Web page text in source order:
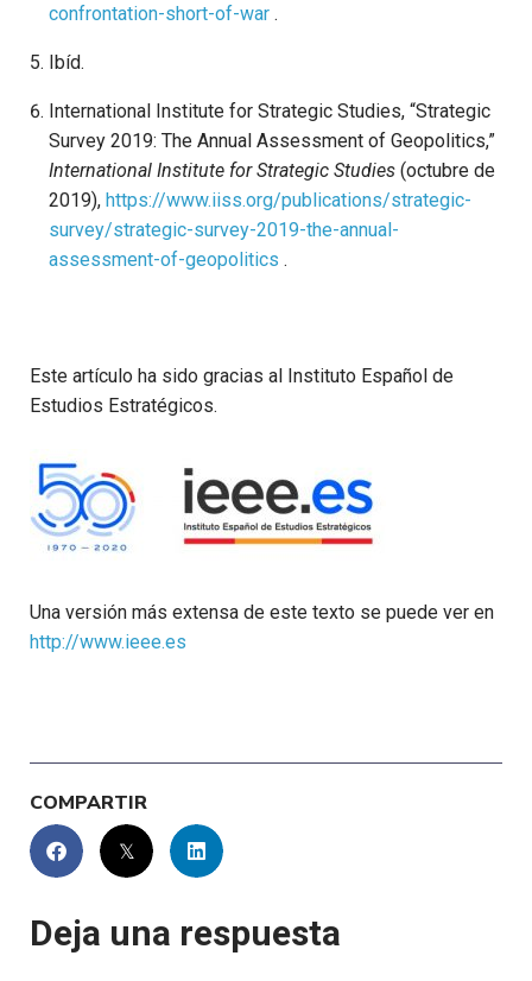
confrontation-short-of-war .
Ibíd.
International Institute for Strategic Studies, “Strategic
Survey 2019: The Annual Assessment of Geopolitics,”
International Institute for Strategic Studies (octubre de
2019), https://www.iiss.org/publications/strategic-
survey/strategic-survey-2019-the-annual-
assessment-of-geopolitics .
Este artículo ha sido gracias al Instituto Español de
Estudios Estratégicos.
Una versión más extensa de este texto se puede ver en
http://www.ieee.es
COMPARTIR
Deja una respuesta